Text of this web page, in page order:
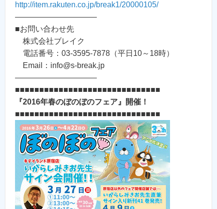
http://item.rakuten.co.jp/break1/20000105/
——————————–
■お問い合わせ先
株式会社ブレイク
電話番号：03-3595-7878（平日10～18時）
Email：info@s-break.jp
——————————–
■■■■■■■■■■■■■■■■■■■■■■■■■■■■■■
『2016年春のぼのぼのフェア』開催！
■■■■■■■■■■■■■■■■■■■■■■■■■■■■■■